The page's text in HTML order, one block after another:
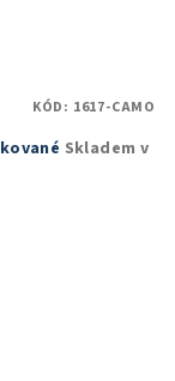
Skladem v
KÓD: 1617-CAMO